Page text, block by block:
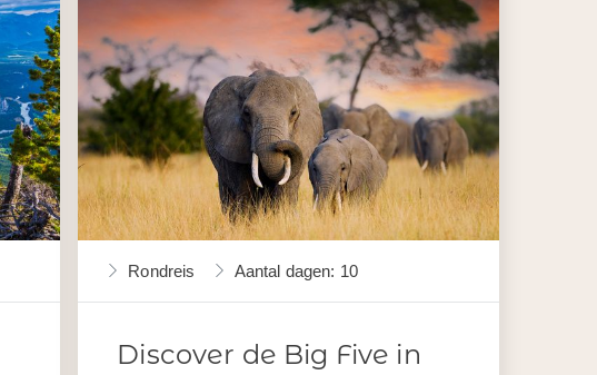
Rondreis Aantal dagen: 10
Discover de Big Five in